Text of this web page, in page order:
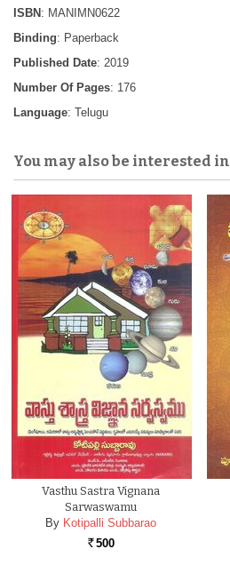
ISBN : MANIMN0622
Binding: Paperback
Published Date: 2019
Number Of Pages: 176
Language: Telugu
You may also be interested in
Vasthu Sastra Vignana
Sarwaswamu
By Kotipalli Subbarao
Rs. 500